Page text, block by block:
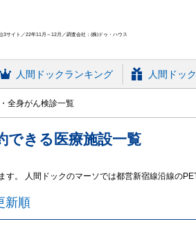
サイト／22年11月～12月／調査会社：(株)ドゥ・ハウス
人間ドックランキング 人間ドッ
全身がん検診一覧
できる 医療施設一覧
。 人間ドックのマーソでは都営新宿線沿線の
新順